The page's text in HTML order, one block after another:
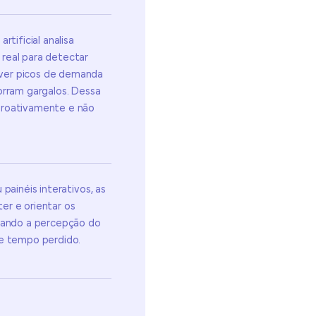
analisa
para detectar
picos de demanda
gargalos. Dessa
e não
interativos, as
e orientar os
a percepção do
tempo perdido.